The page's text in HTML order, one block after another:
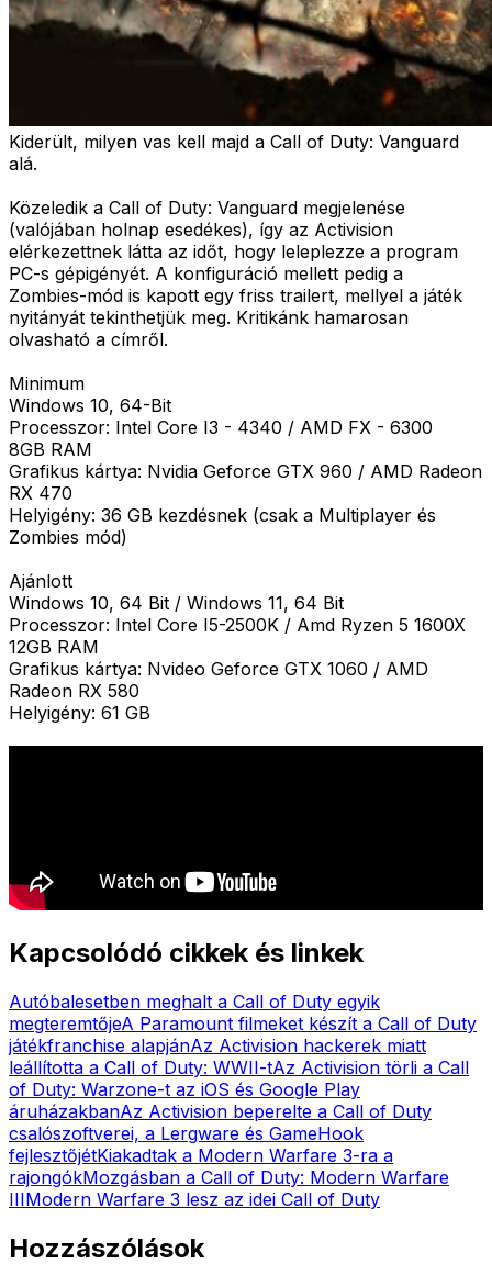
Kiderült, milyen vas kell majd a Call of Duty: Vanguard
alá.
Közeledik a Call of Duty: Vanguard megjelenése
(valójában holnap esedékes), így az Activision
elérkezettnek látta az időt, hogy leleplezze a program
PC-s gépigényét. A konfiguráció mellett pedig a
Zombies-mód is kapott egy friss trailert, mellyel a játék
nyitányát tekinthetjük meg. Kritikánk hamarosan
olvasható a címről.
Minimum
Windows 10, 64-Bit
Processzor: Intel Core I3 - 4340 / AMD FX - 6300
8GB RAM
Grafikus kártya: Nvidia Geforce GTX 960 / AMD Radeon
RX 470
Helyigény: 36 GB kezdésnek (csak a Multiplayer és
Zombies mód)
Ajánlott
Windows 10, 64 Bit / Windows 11, 64 Bit
Processzor: Intel Core I5-2500K / Amd Ryzen 5 1600X
12GB RAM
Grafikus kártya: Nvideo Geforce GTX 1060 / AMD
Radeon RX 580
Helyigény: 61 GB
Kapcsolódó cikkek és linkek
Autóbalesetben meghalt a Call of Duty egyik
megteremtőjeA Paramount filmeket készít a Call of Duty
játékfranchise alapjánAz Activision hackerek miatt
leállította a Call of Duty: WWII-tAz Activision törli a Call
of Duty: Warzone-t az iOS és Google Play
áruházakbanAz Activision beperelte a Call of Duty
csalószoftverei, a Lergware és GameHook
fejlesztőjétKiakadtak a Modern Warfare 3-ra a
rajongókMozgásban a Call of Duty: Modern Warfare
IIIModern Warfare 3 lesz az idei Call of Duty
Hozzászólások